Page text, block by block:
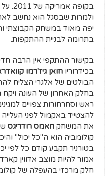
בקופה
ולמרות שבסגל הוא נחשב
יפה מאוד במשחק הקבוצתי
בתרומה לבניית ההתקפות.
בקישור ההתקפי אין הרבה
בכידרוריוחואן גיז'רמו
הבולטים של אלגרי הצליח
בחלק האחרון של העונה ויקח
ראש וסחרחורות צפויים
להצטייד באקמול לפני
את המשחקחאמס רודריגס
קולומביה הוא ה"כל יכול"
בטורניר תקבע קודם כל לפי
אמור להיות מוצב אדווין
חלק מרכזי בהעפלה של